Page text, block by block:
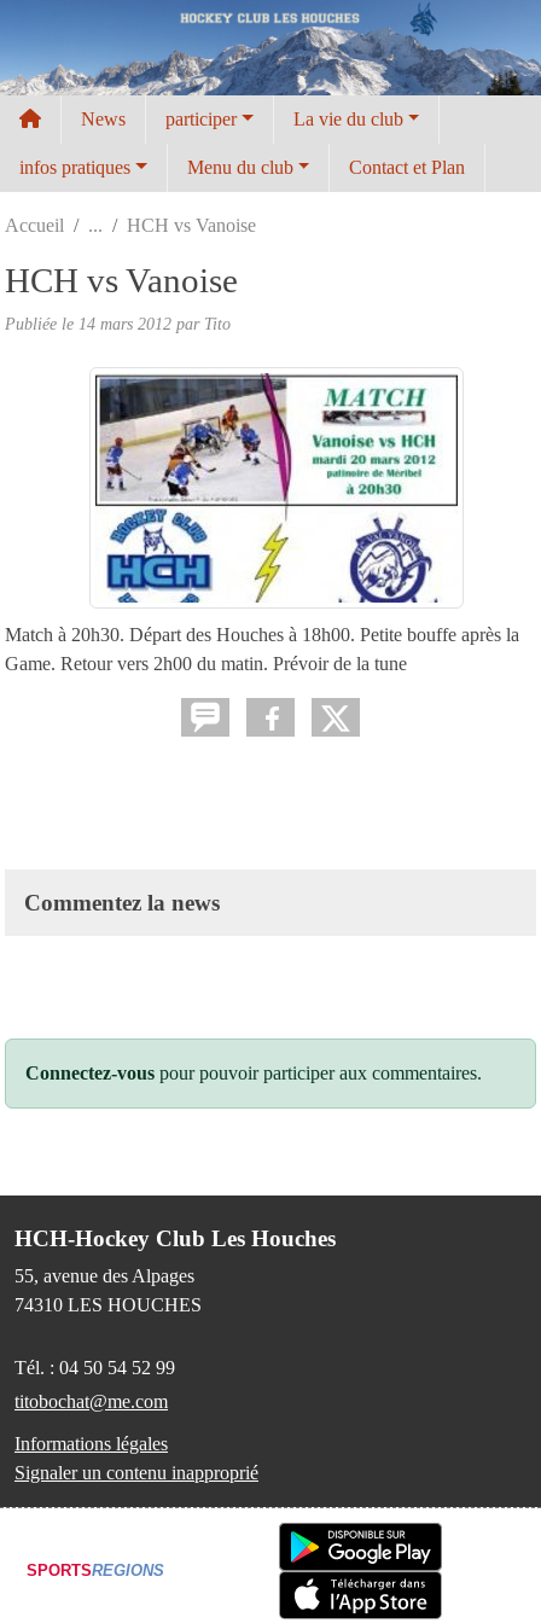
News participer La vie du club
infos pratiques Menu du club Contact et Plan
Accueil HCH vs Vanoise
HCH vs Vanoise
Publiée le 14 mars 2012 par Tito
Match à 20h30. Départ des Houches à 18h00. Petite bouffe après la
Game. Retour vers 2h00 du matin. Prévoir de la tune
Commentez la news
Connectez-vous pour pouvoir participer aux commentaires.
HCH-Hockey Club Les Houches
55, avenue des Alpages
74310 LES HOUCHES
Tél. : 04 50 54 52 99
titobochat@me.com
Informations légales
Signaler un contenu inapproprié
SPORTSREGIONS
Panneau de gestion des cookies